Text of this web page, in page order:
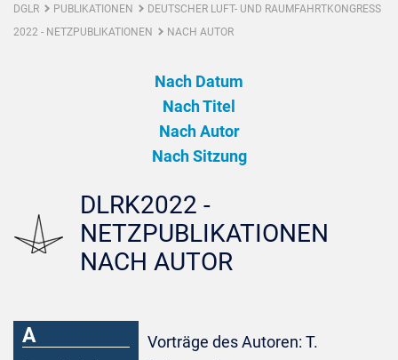
DGLR PUBLIKATIONEN
DEUTSCHER LUFT- UND RAUMFAHRTKONGRESS
2022 - NETZPUBLIKATIONEN
NACH AUTOR
Nach Datum
Nach Titel
Nach Autor
Nach Sitzung
DLRK2022 -
NETZPUBLIKATIONEN
NACH AUTOR
A
Vorträge des Autoren: T.